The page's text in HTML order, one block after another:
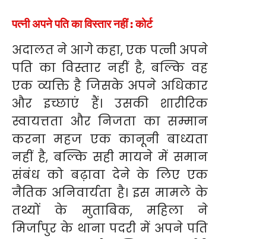
पत्नी अपने पति का विस्तार नहीं : कोर्ट
अदालत ने आगे कहा, एक पत्नी अपने
पति का विस्तार नहीं है, बल्कि वह
एक व्यक्ति है जिसके अपने अधिकार
और इच्छाएं हैं। उसकी शारीरिक
स्वायत्तता और निजता का सम्मान
करना महज एक कानूनी बाध्यता
नहीं है, बल्कि सही मायने में समान
संबंध को बढ़ावा देने के लिए एक
नैतिक अनिवार्यता है। इस मामले के
तथ्यों के मुताबिक, महिला ने
मिर्जापुर के थाना पदरी में अपने पति